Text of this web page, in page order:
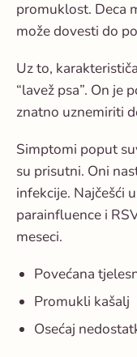
promuklost. Deca
može dovesti do
Uz to,
“lavež psa”. On je
znatno uznemiriti
Simptomi poput
su prisutni. Oni
infekcije. Najčešći
parainfluence i
meseci.
Povećana
Promukli kašalj
Osećaj